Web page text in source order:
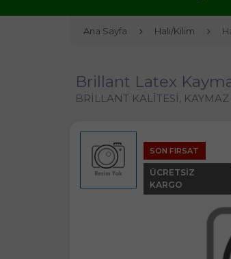
Ana Sayfa Halı/Kilim
Brillant Latex
BRİLLANT KALİTESİ,
SON FIRSAT
ÜCRETSIZ
KARGO